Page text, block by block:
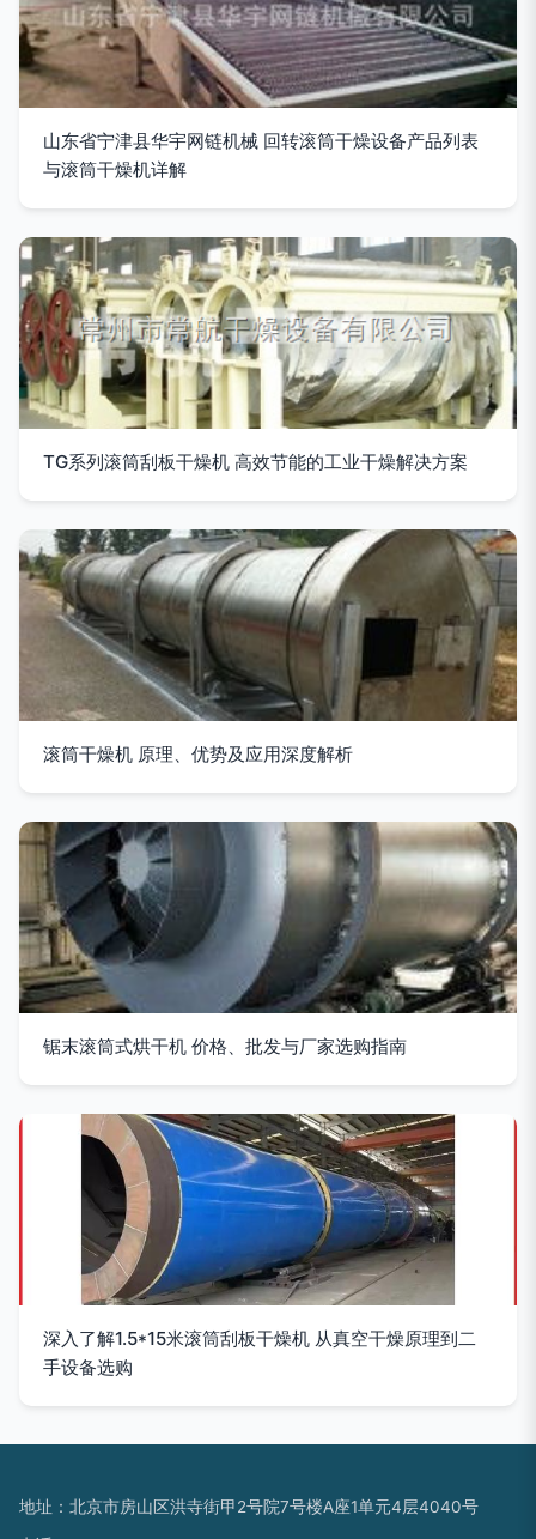
山东省宁津县华宇网链机械 回转滚筒干燥设备产品列表
与滚筒干燥机详解
TG系列滚筒刮板干燥机 高效节能的工业干燥解决方案
滚筒干燥机 原理、优势及应用深度解析
锯末滚筒式烘干机 价格、批发与厂家选购指南
深入了解1.5*15米滚筒刮板干燥机 从真空干燥原理到二
手设备选购
地址：北京市房山区洪寺街甲2号院7号楼A座1单元4层4040号